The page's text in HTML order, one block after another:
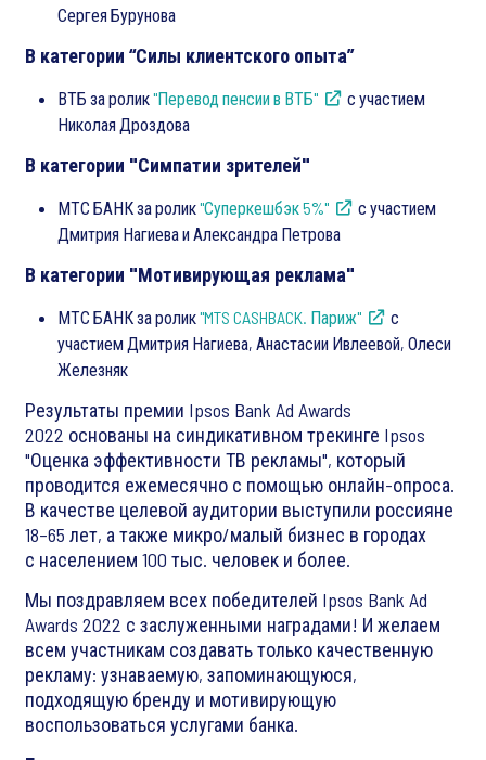
Сергея Бурунова
В категории “Силы клиентского опыта”
ВТБ за ролик"Перевод пенсии в ВТБ"
с участием
Николая Дроздова
В категории "Симпатии зрителей"
МТС БАНК за ролик"Суперкешбэк 5%"
с участием
Дмитрия Нагиева и Александра Петрова
В категории "Мотивирующая реклама"
МТС БАНК за ролик"MTS CASHBACK. Париж"
с
участием Дмитрия Нагиева, Анастасии Ивлеевой, Олеси
Железняк
Результаты премии Ipsos Bank Ad Awards
2022 основаны на синдикативном трекинге Ipsos
"Оценка эффективности ТВ рекламы", который
проводится ежемесячно с помощью онлайн-опроса.
В качестве целевой аудитории выступили россияне
18–65 лет, а также микро/малый бизнес в городах
с населением 100 тыс. человек и более.
Мы поздравляем всех победителей Ipsos Bank Ad
Awards 2022 с заслуженными наградами! И желаем
всем участникам создавать только качественную
рекламу: узнаваемую, запоминающуюся,
подходящую бренду и мотивирующую
воспользоваться услугами банка.